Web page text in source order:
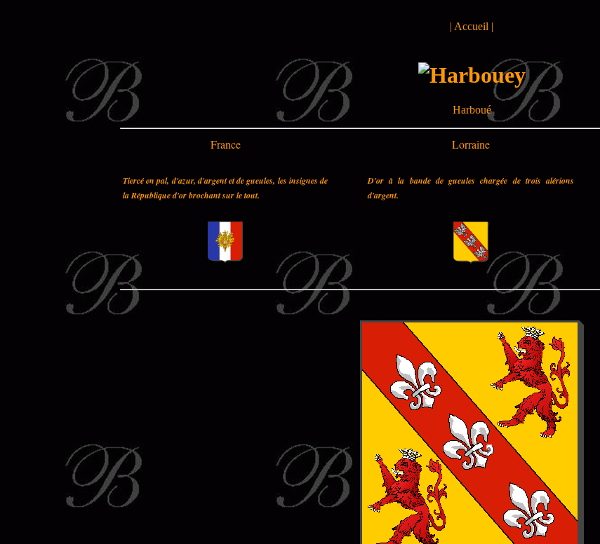
| Accueil |
Harboué
France Lorraine
Tiercé en pal, d'azur, d'argent et de gueules, les insignes de
la République d'or brochant sur le tout.
D'or à la bande de gueules chargée de trois alérions
d'argent.